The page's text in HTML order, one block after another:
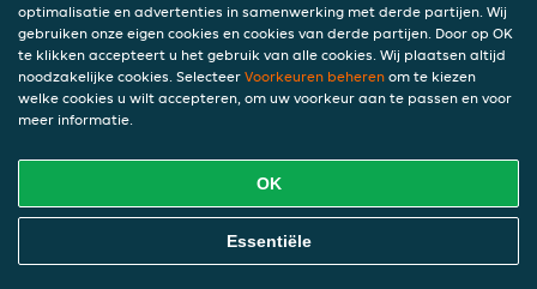
optimalisatie en advertenties in samenwerking met derde partijen. Wij
gebruiken onze eigen cookies en cookies van derde partijen. Door op OK
te klikken accepteert u het gebruik van alle cookies. Wij plaatsen altijd
noodzakelijke cookies. Selecteer Voorkeuren beheren om te kiezen
welke cookies u wilt accepteren, om uw voorkeur aan te passen en voor
meer informatie.
OK
Essentiële